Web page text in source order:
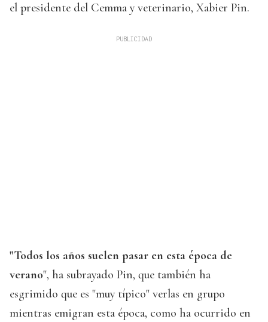
el presidente del Cemma y veterinario, Xabier Pin.
"Todos los años suelen pasar en esta época de
verano", ha subrayado Pin, que también ha
esgrimido que es "muy típico" verlas en grupo
mientras emigran esta época, como ha ocurrido en